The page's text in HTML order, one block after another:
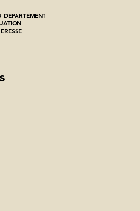
DEPARTEMENT